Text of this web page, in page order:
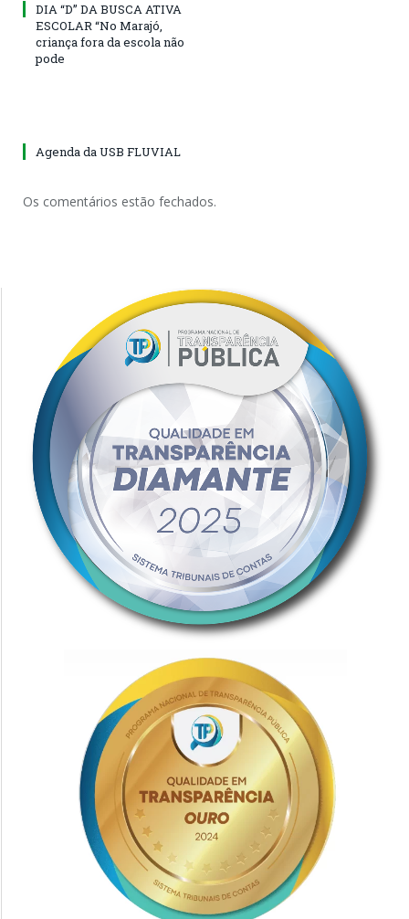
DIA “D” DA BUSCA ATIVA
ESCOLAR “No Marajó,
criança fora da escola não
pode
Agenda da USB FLUVIAL
Os comentários estão fechados.